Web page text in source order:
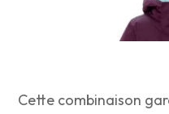
Cette combinaison